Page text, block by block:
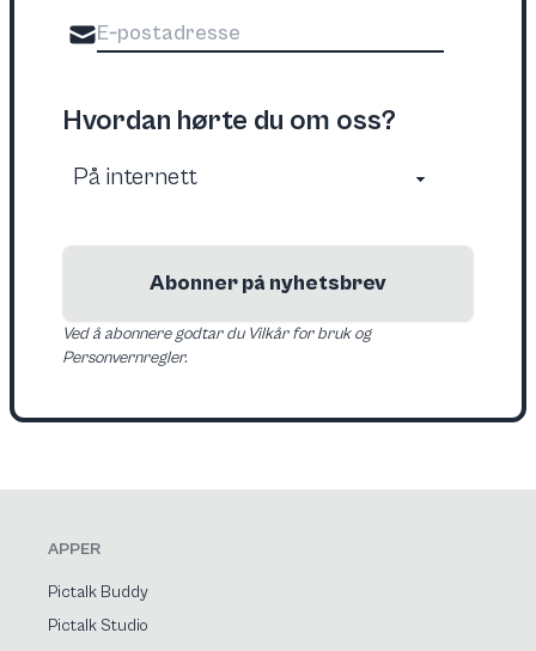
Hvordan hørte du om oss?
Abonner på nyhetsbrev
Ved å abonnere godtar du Vilkår for bruk og
Personvernregler.
APPER
Pictalk Buddy
Pictalk Studio